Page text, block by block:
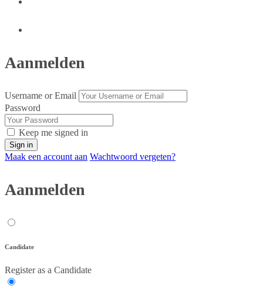
Aanmelden
Username or Email
Password
Keep me signed in
Maak een account aan Wachtwoord vergeten?
Aanmelden
Candidate
Register as a Candidate